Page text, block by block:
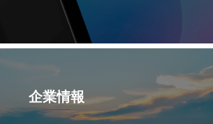
企業情報